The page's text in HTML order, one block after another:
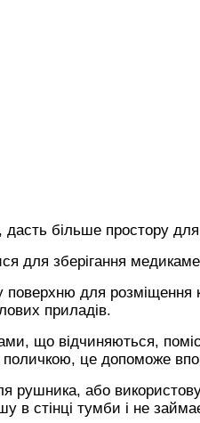
більше простору для
для зберігання
для розміщення
приладів.
що відчиняються,
це допоможе
рушника, або
в стінці тумби і не